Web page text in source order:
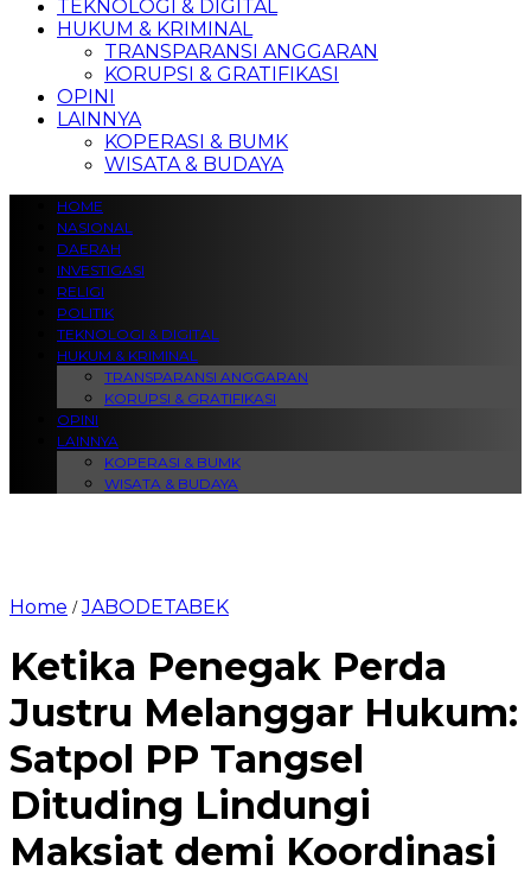
TEKNOLOGI & DIGITAL
HUKUM & KRIMINAL
TRANSPARANSI ANGGARAN
KORUPSI & GRATIFIKASI
OPINI
LAINNYA
KOPERASI & BUMK
WISATA & BUDAYA
HOME
NASIONAL
DAERAH
INVESTIGASI
RELIGI
POLITIK
TEKNOLOGI & DIGITAL
HUKUM & KRIMINAL
TRANSPARANSI ANGGARAN
KORUPSI & GRATIFIKASI
OPINI
LAINNYA
KOPERASI & BUMK
WISATA & BUDAYA
Home /JABODETABEK
Ketika Penegak Perda
Justru Melanggar Hukum:
Satpol PP Tangsel
Dituding Lindungi
Maksiat demi Koordinasi